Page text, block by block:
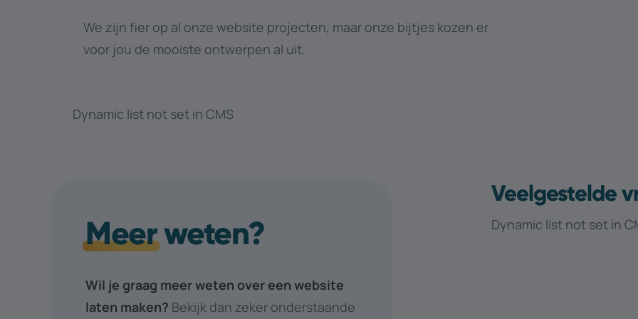
We zijn fier op al onze website projecten, maar onze bijtjes kozen er
voor jou de mooiste ontwerpen al uit.
Dynamic list not set in CMS
Meerweten?
Wil je graag meer weten over een website
laten maken? Bekijk dan zeker onderstaande
Veelgestelde
Dynamic list not set in